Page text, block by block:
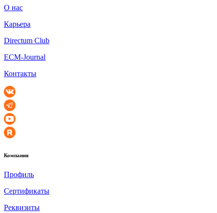
О нас
Карьера
Directum Club
ECM-Journal
Контакты
Компания
Профиль
Сертификаты
Реквизиты